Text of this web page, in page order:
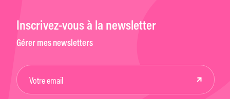
Inscrivez-vous à la newsletter
Gérer mes newsletters